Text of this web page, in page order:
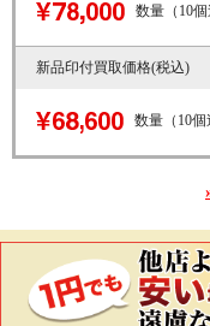
数量（10個
新品印付買取価格(税込)
数量（10個